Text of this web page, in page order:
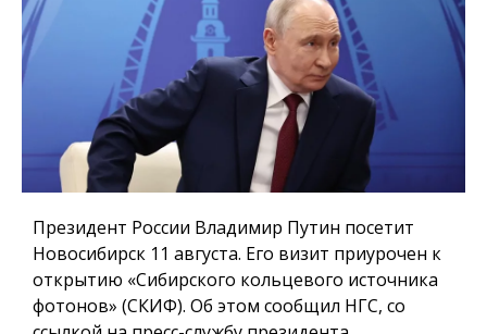
Президент России Владимир Путин посетит
Новосибирск 11 августа. Его визит приурочен к
открытию «Сибирского кольцевого источника
фотонов» (СКИФ). Об этом сообщил НГС, со